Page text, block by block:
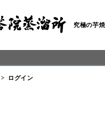
究極の芋
ログイン